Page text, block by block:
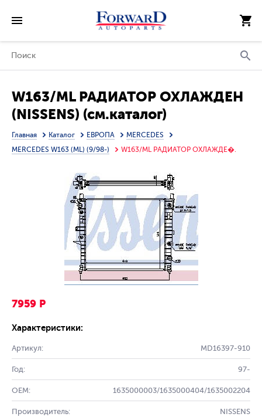
W163/ML РАДИАТОР ОХЛАЖДЕН
(NISSENS) (см.каталог)
Главная Каталог ЕВРОПА
MERCEDES
MERCEDES W163 (ML) (9/98-)
W163/ML РАДИАТОР ОХЛАЖДЕ�.
7959 Р
Характеристики:
Артикул: MD16397-910
Год: 97-
OEM: 1635000003/1635000404/1635002204
Производитель: NISSENS